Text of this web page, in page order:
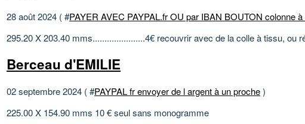
28 août 2024 ( #PAYER AVEC PAYPAL.fr OU par IBAN BOUTON colonne à
295.20 X 203.40 mms......................4€ recouvrir avec de la colle à tissu, ou
Berceau d'EMILIE
02 septembre 2024 ( #PAYPAL fr envoyer de l argent à un proche)
225.00 X 154.90 mms 10 € seul sans monogramme